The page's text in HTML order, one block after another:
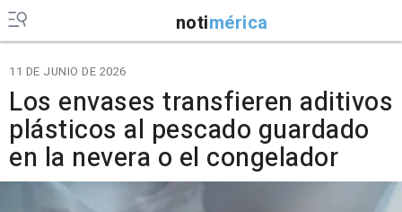
notimérica
11 DE JUNIO DE 2026
Los envases transfieren aditivos
plásticos al pescado guardado
en la nevera o el congelador